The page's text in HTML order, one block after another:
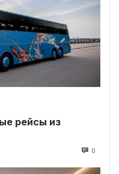
рейсы из
0